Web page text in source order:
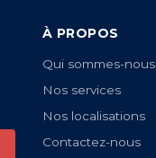
À PROPOS
Qui sommes-nous
Nos services
Nos localisations
Contactez-nous